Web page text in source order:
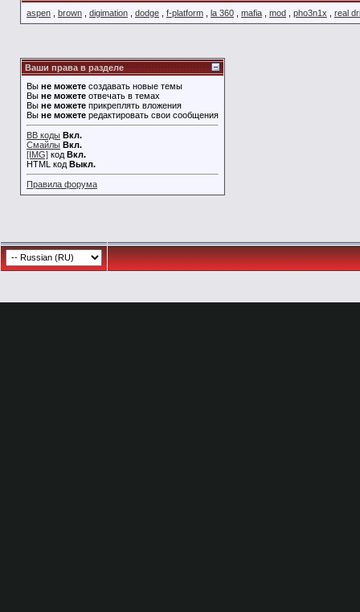
aspen
brown digimation dodge f-platform la 360 mafia mod pho3n1x real
Ваши права в разделе
Вы не можете создавать новые темы
Вы не можете отвечать в темах
Вы не можете прикреплять вложения
Вы не можете редактировать свои сообщения
BB коды Вкл.
Смайлы Вкл.
[IMG] код Вкл.
HTML код Выкл.
Правила форума